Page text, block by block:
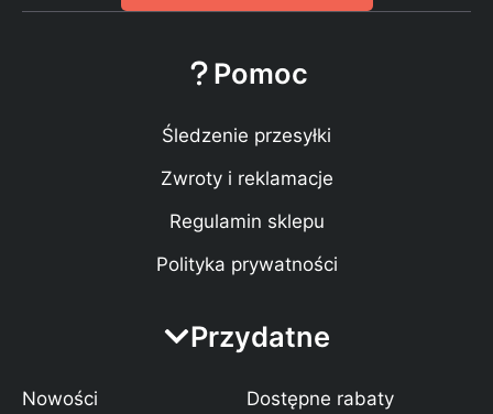
Pomoc
Śledzenie przesyłki
Zwroty i reklamacje
Regulamin sklepu
Polityka prywatności
Przydatne
Nowości
Dostępne rabaty